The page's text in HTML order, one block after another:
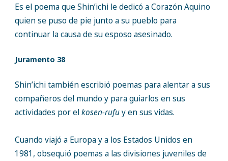
Es el poema que Shin’ichi le dedicó a Corazón Aquino
quien se puso de pie junto a su pueblo para
continuar la causa de su esposo asesinado.
Juramento 38
Shin’ichi también escribió poemas para alentar a sus
compañeros del mundo y para guiarlos en sus
actividades por elkosen-rufuy en sus vidas.
Cuando viajó a Europa y a los Estados Unidos en
1981, obsequió poemas a las divisiones juveniles de